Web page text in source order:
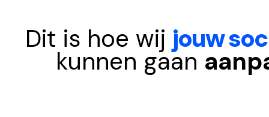
Dit is hoe wij jouw
kunnen gaan